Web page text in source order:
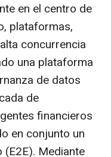
en el centro de
plataformas,
concurrencia
una plataforma
de datos
de
financieros
en conjunto un
Mediante